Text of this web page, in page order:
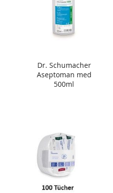
Dr. Schumacher
Aseptoman med
500ml